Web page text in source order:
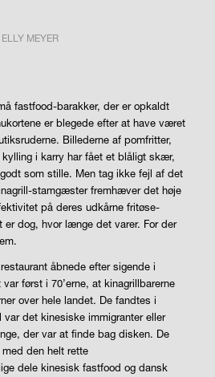
MEYER
fastfood-barakker, der er opkaldt
er blegede efter at have været
Billederne af pomfritter,
i karry har fået et blåligt skær,
som stille. Men tag ikke fejl af det
stamgæster fremhæver det høje
på deres udkårne fritøse-
er dog, hvor længe det varer. For der
åbnede efter sigende i
først i 70’erne, at kinagrillbarerne
over hele landet. De fandtes i
det kinesiske immigranter eller
der var at finde bag disken. De
den helt rette
dele kinesisk fastfood og dansk